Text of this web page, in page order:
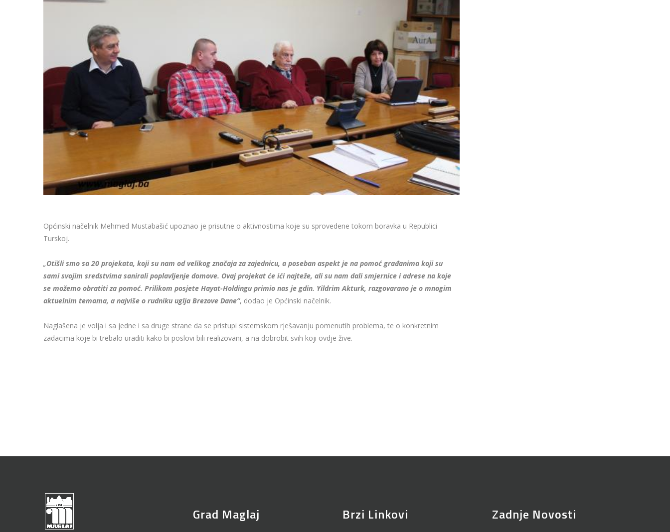
Općinski načelnik Mehmed Mustabašić upoznao je prisutne o aktivnostima koje su sprovedene tokom boravka u Republici
Turskoj.
„Otišli smo sa 20 projekata, koji su nam od velikog značaja za zajednicu, a poseban aspekt je na pomoć građanima koji su
sami svojim sredstvima sanirali poplavljenje domove. Ovaj projekat će ići najteže, ali su nam dali smjernice i adrese na koje
se možemo obratiti za pomoć. Prilikom posjete Hayat-Holdingu primio nas je gdin. Yildrim Akturk, razgovarano je o mnogim
aktuelnim temama, a najviše o rudniku uglja Brezove Dane“, dodao je Općinski načelnik.
Naglašena je volja i sa jedne i sa druge strane da se pristupi sistemskom rješavanju pomenutih problema, te o konkretnim
zadacima koje bi trebalo uraditi kako bi poslovi bili realizovani, a na dobrobit svih koji ovdje žive.
Grad Maglaj Brzi Linkovi Zadnje Novosti